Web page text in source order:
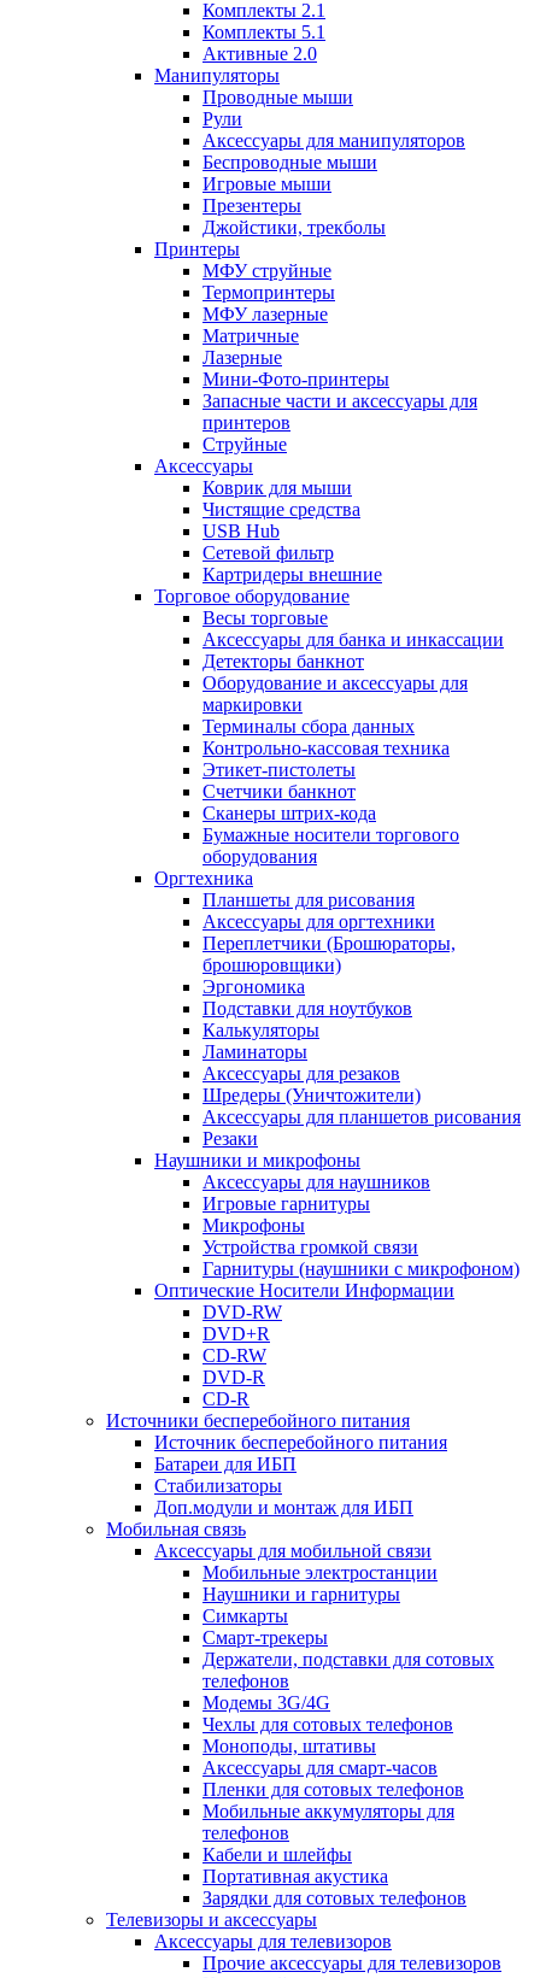
Комплекты 2.1
Комплекты 5.1
Активные 2.0
Манипуляторы
Проводные мыши
Рули
Аксессуары для манипуляторов
Беспроводные мыши
Игровые мыши
Презентеры
Джойстики, трекболы
Принтеры
МФУ струйные
Термопринтеры
МФУ лазерные
Матричные
Лазерные
Мини-Фото-принтеры
Запасные части и аксессуары для
принтеров
Струйные
Аксессуары
Коврик для мыши
Чистящие средства
USB Hub
Сетевой фильтр
Картридеры внешние
Торговое оборудование
Весы торговые
Аксессуары для банка и инкассации
Детекторы банкнот
Оборудование и аксессуары для
маркировки
Терминалы сбора данных
Контрольно-кассовая техника
Этикет-пистолеты
Счетчики банкнот
Сканеры штрих-кода
Бумажные носители торгового
оборудования
Оргтехника
Планшеты для рисования
Аксессуары для оргтехники
Переплетчики (Брошюраторы,
брошюровщики)
Эргономика
Подставки для ноутбуков
Калькуляторы
Ламинаторы
Аксессуары для резаков
Шредеры (Уничтожители)
Аксессуары для планшетов рисования
Резаки
Наушники и микрофоны
Аксессуары для наушников
Игровые гарнитуры
Микрофоны
Устройства громкой связи
Гарнитуры (наушники с микрофоном)
Оптические Носители Информации
DVD-RW
DVD+R
CD-RW
DVD-R
CD-R
Источники бесперебойного питания
Источник бесперебойного питания
Батареи для ИБП
Стабилизаторы
Доп.модули и монтаж для ИБП
Мобильная связь
Аксессуары для мобильной связи
Мобильные электростанции
Наушники и гарнитуры
Симкарты
Смарт-трекеры
Держатели, подставки для сотовых
телефонов
Модемы 3G/4G
Чехлы для сотовых телефонов
Моноподы, штативы
Аксессуары для смарт-часов
Пленки для сотовых телефонов
Мобильные аккумуляторы для
телефонов
Кабели и шлейфы
Портативная акустика
Зарядки для сотовых телефонов
Телевизоры и аксессуары
Аксессуары для телевизоров
Прочие аксессуары для телевизоров